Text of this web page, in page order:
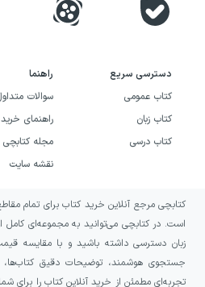
بررسی
اول کتاب دور
رشته علوم انسانی
در جلد اول کتاب دور دنیا
علوم انسانی
، درسنامه‌های
فقط شامل پرسش‌های
آموزشی‌ای دارید تا از
بتوانید به مطالعه
مفهومی و کامل بیاموزید،
دسترسی سریع
کتاب عمومی
کتاب زبان
کتاب درسی
راهنما
سوالات
راهنمای خرید
مجله کتابچی
نقشه سایت
کتابچی مرجع آنلاین خرید کتاب برای تمام
است. در کتابچی می‌توانید به مجموعه‌ای کامل
زبان دسترسی داشته باشید و با مقایسه
جستجوی هوشمند، توضیحات دقیق کتاب‌ها،
تجربه‌ای مطمئن از خرید آنلاین کتاب را برای